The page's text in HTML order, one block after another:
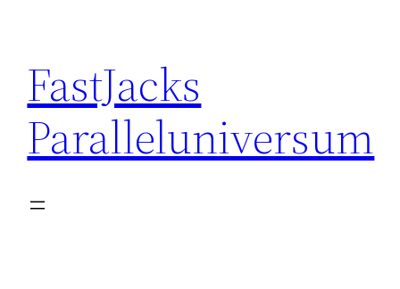
content
FastJacks
Paralleluniversum